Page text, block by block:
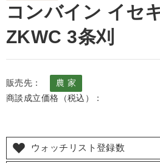
コンバイン イセ
ZKWC 3条刈
販売先：
農 家
商談成立価格（税込）：
ウォッチリスト登録数